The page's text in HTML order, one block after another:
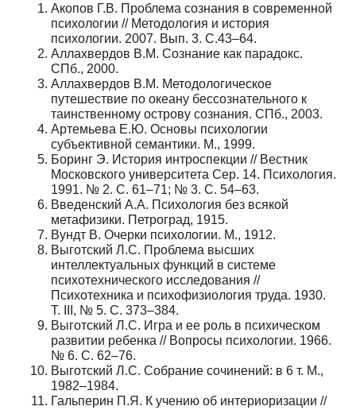
Акопов Г.В. Проблема сознания в современной
психологии // Методология и история
психологии. 2007. Вып. 3. С.43–64.
Аллахвердов В.М. Сознание как парадокс.
СПб., 2000.
Аллахвердов В.М. Методологическое
путешествие по океану бессознательного к
таинственному острову сознания. СПб., 2003.
Артемьева Е.Ю. Основы психологии
субъективной семантики. М., 1999.
Боринг Э. История интроспекции // Вестник
Московского университета Сер. 14. Психология.
1991. № 2. С. 61–71; № 3. С. 54–63.
Введенский А.А. Психология без всякой
метафизики. Петроград, 1915.
Вундт В. Очерки психологии. М., 1912.
Выготский Л.С. Проблема высших
интеллектуальных функций в системе
психотехнического исследования //
Психотехника и психофизиология труда. 1930.
Т. III, № 5. С. 373–384.
Выготский Л.С. Игра и ее роль в психическом
развитии ребенка // Вопросы психологии. 1966.
№ 6. С. 62–76.
Выготский Л.С. Собрание сочинений: в 6 т. М.,
1982–1984.
Гальперин П.Я. К учению об интериоризации //